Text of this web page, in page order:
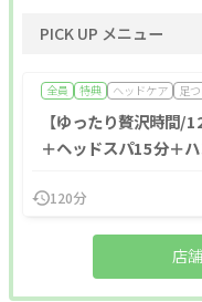
PICK UP メニュー
全員 特典 ヘッドケア 足
【ゆったり贅沢時間/
＋ヘッドスパ15分＋
120分
店